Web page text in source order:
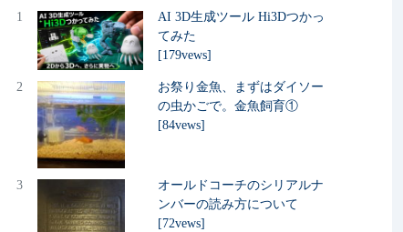
1
AI 3D生成ツール Hi3Dつかっ
てみた
[179vews]
2
お祭り金魚、まずはダイソー
の虫かごで。金魚飼育①
[84vews]
3
オールドコーチのシリアルナ
ンバーの読み方について
[72vews]